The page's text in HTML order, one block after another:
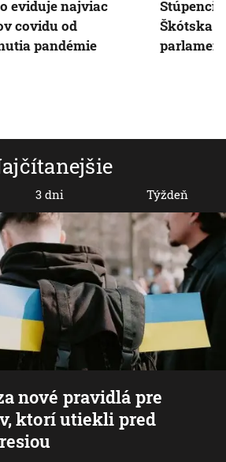
nové pravidlá pre
ktorí utiekli pred
3 dni Týždeň
eviduje najviac
covidu od
pandémie
Stúpenci
Škótska